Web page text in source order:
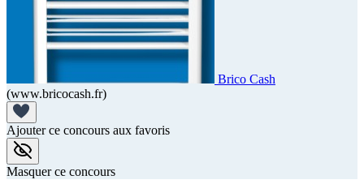
Brico Cash
(www.bricocash.fr)
Ajouter ce concours aux favoris
Masquer ce concours